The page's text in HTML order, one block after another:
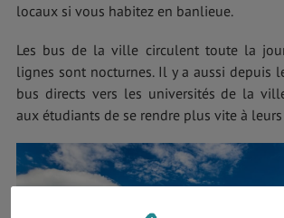
locaux si vous habitez en banlieue.
Les bus de la ville circulent toute la
lignes sont nocturnes. Il y a aussi depuis
bus directs vers les universités de la
aux étudiants de se rendre plus vite à leurs